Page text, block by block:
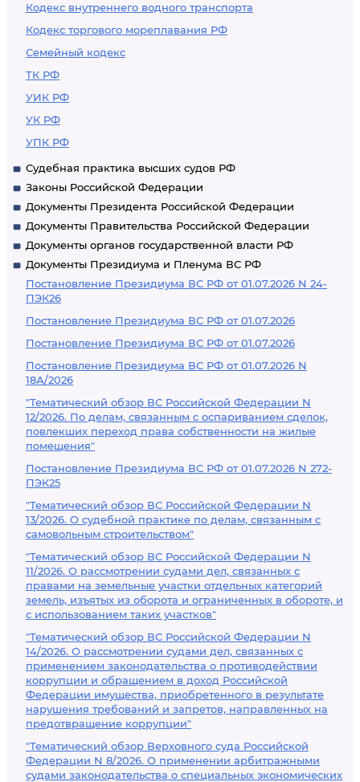
Кодекс внутреннего водного транспорта
Кодекс торгового мореплавания РФ
Семейный кодекс
ТК РФ
УИК РФ
УК РФ
УПК РФ
Судебная практика высших судов РФ
Законы Российской Федерации
Документы Президента Российской Федерации
Документы Правительства Российской Федерации
Документы органов государственной власти РФ
Документы Президиума и Пленума ВС РФ
Постановление Президиума ВС РФ от 01.07.2026 N 24-
ПЭК26
Постановление Президиума ВС РФ от 01.07.2026
Постановление Президиума ВС РФ от 01.07.2026
Постановление Президиума ВС РФ от 01.07.2026 N
18А/2026
"Тематический обзор ВС Российской Федерации N
12/2026. По делам, связанным с оспариванием сделок,
повлекших переход права собственности на жилые
помещения"
Постановление Президиума ВС РФ от 01.07.2026 N 272-
ПЭК25
"Тематический обзор ВС Российской Федерации N
13/2026. О судебной практике по делам, связанным с
самовольным строительством"
"Тематический обзор ВС Российской Федерации N
11/2026. О рассмотрении судами дел, связанных с
правами на земельные участки отдельных категорий
земель, изъятых из оборота и ограниченных в обороте, и
с использованием таких участков"
"Тематический обзор ВС Российской Федерации N
14/2026. О рассмотрении судами дел, связанных с
применением законодательства о противодействии
коррупции и обращением в доход Российской
Федерации имущества, приобретенного в результате
нарушения требований и запретов, направленных на
предотвращение коррупции"
"Тематический обзор Верховного суда Российской
Федерации N 8/2026. О применении арбитражными
судами законодательства о специальных экономических